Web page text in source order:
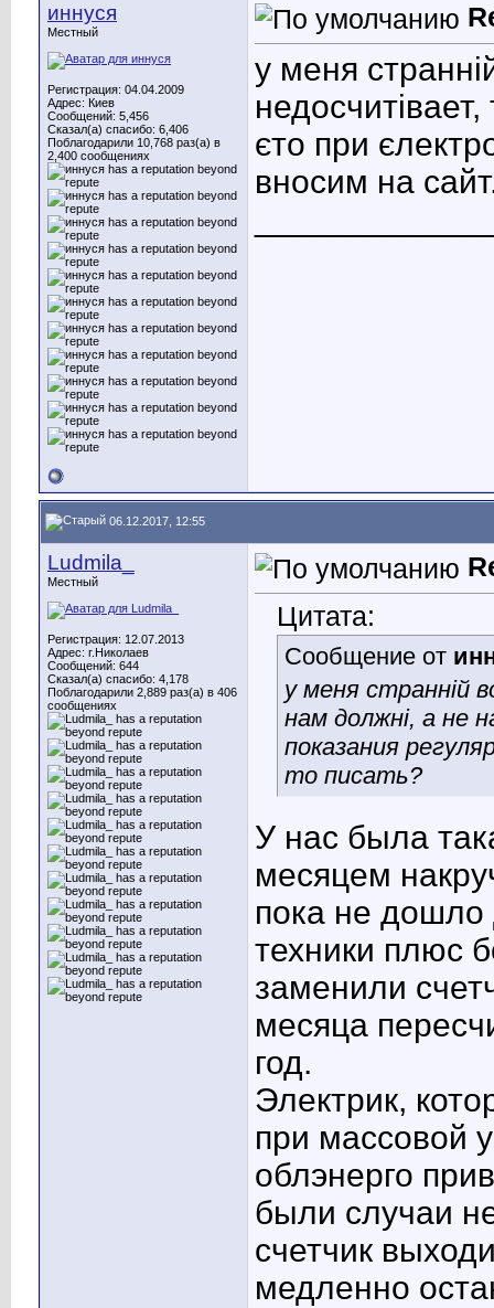
иннуся
Местный
Регистрация: 04.04.2009
Адрес: Киев
Сообщений: 5,456
Сказал(а) спасибо: 6,406
Поблагодарили 10,768 раз(а) в
2,400 сообщениях
у меня
єто при
вносим на
06.12.2017, 12:55
Ludmila_
Местный
Регистрация: 12.07.2013
Адрес: г.Николаев
Сообщений: 644
Сказал(а) спасибо: 4,178
Поблагодарили 2,889 раз(а) в 406
сообщениях
Цитата:
Сообщение от
у меня странній
нам должні, а не
показания
то писать?
У нас была
месяцем
пока не дошло
техники плюс
заменили
месяца
год.
Электрик,
при массовой
облэнерго
были случаи
счетчик
медленно